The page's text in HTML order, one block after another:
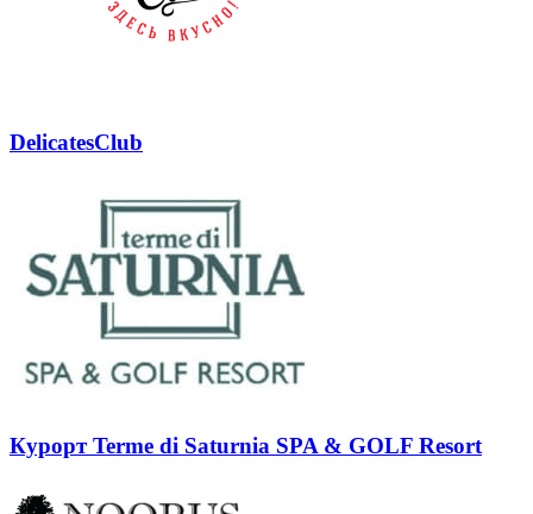
DelicatesClub
Курорт Terme di Saturnia SPA & GOLF Resort